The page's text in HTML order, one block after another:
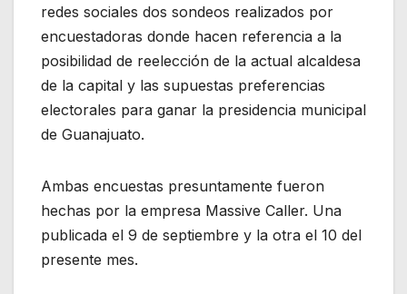
redes sociales dos sondeos realizados por
encuestadoras donde hacen referencia a la
posibilidad de reelección de la actual alcaldesa
de la capital y las supuestas preferencias
electorales para ganar la presidencia municipal
de Guanajuato.
Ambas encuestas presuntamente fueron
hechas por la empresa Massive Caller. Una
publicada el 9 de septiembre y la otra el 10 del
presente mes.